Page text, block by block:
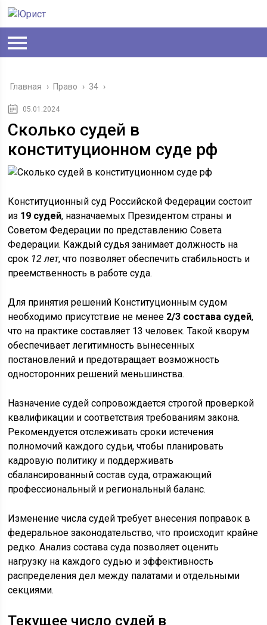
Главная › Право › 34 ›
05.01.2024
Сколько судей в
конституционном суде рф
Конституционный суд Российской Федерации состоит
из 19 судей, назначаемых Президентом страны и
Советом Федерации по представлению Совета
Федерации. Каждый судья занимает должность на
срок 12 лет, что позволяет обеспечить стабильность и
преемственность в работе суда.
Для принятия решений Конституционным судом
необходимо присутствие не менее 2/3 состава судей,
что на практике составляет 13 человек. Такой кворум
обеспечивает легитимность вынесенных
постановлений и предотвращает возможность
односторонних решений меньшинства.
Назначение судей сопровождается строгой проверкой
квалификации и соответствия требованиям закона.
Рекомендуется отслеживать сроки истечения
полномочий каждого судьи, чтобы планировать
кадровую политику и поддерживать
сбалансированный состав суда, отражающий
профессиональный и региональный баланс.
Изменение числа судей требует внесения поправок в
федеральное законодательство, что происходит крайне
редко. Анализ состава суда позволяет оценить
нагрузку на каждого судью и эффективность
распределения дел между палатами и отдельными
секциями.
Текущее число судей в